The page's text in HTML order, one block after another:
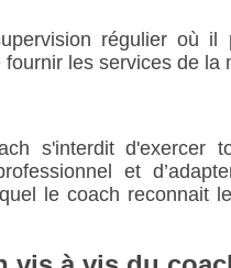
régulier où
les services de
s'interdit d'exercer
et
le coach reconnait